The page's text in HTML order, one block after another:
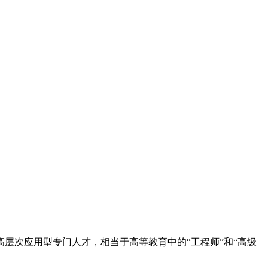
次应用型专门人才，相当于高等教育中的“工程师”和“高级